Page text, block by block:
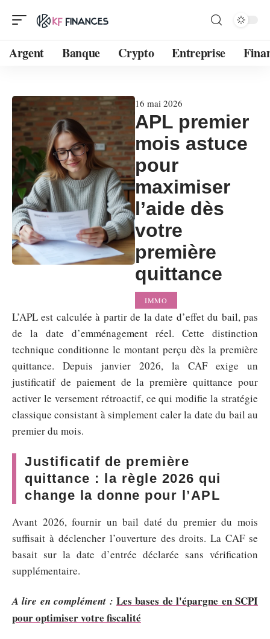
Argent Banque Crypto Entreprise
16 mai 2026
APL premier
mois astuce
pour
maximiser
l’aide dès
votre
première
quittance
IMMO
L’APL est calculée à partir de la date d’effet du bail, pas
de la date d’emménagement réel. Cette distinction
technique conditionne le montant perçu dès la première
quittance. Depuis janvier 2026, la CAF exige un
justificatif de paiement de la première quittance pour
activer le versement rétroactif, ce qui modifie la stratégie
classique consistant à simplement caler la date du bail au
premier du mois.
Justificatif de première
quittance : la règle 2026 qui
change la donne pour l’APL
Avant 2026, fournir un bail daté du premier du mois
suffisait à déclencher l’ouverture des droits. La CAF se
basait sur la date d’entrée déclarée sans vérification
supplémentaire.
A lire en complément : Les bases de l'épargne en SCPI
pour optimiser votre fiscalité